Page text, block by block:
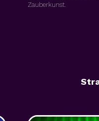
Zauberkunst.